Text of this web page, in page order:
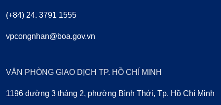
(+84) 24. 3791 1555
vpcongnhan@boa.gov.vn
VĂN PHÒNG GIAO DỊCH TP. HỒ CHÍ MINH
1196 đường 3 tháng 2, phường Bình Thới, Tp. Hồ Chí Minh